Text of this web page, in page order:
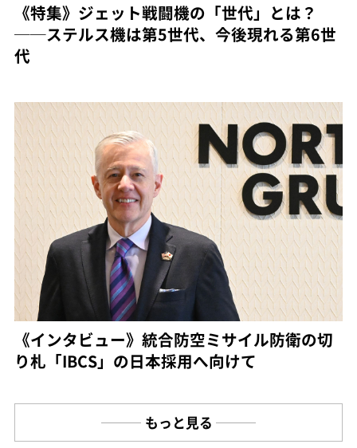
《特集》ジェット戦闘機の「世代」とは？
──ステルス機は第5世代、今後現れる第6世
代
《インタビュー》統合防空ミサイル防衛の切
り札「IBCS」の日本採用へ向けて
もっと見る